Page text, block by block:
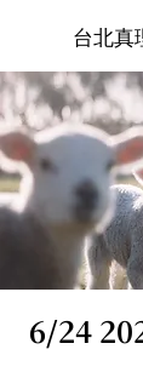
台北真
6/24